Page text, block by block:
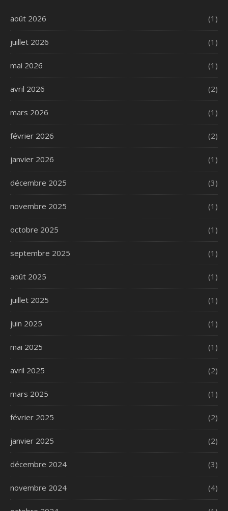
août 2026 (1)
juillet 2026 (1)
mai 2026 (1)
avril 2026 (2)
mars 2026 (1)
février 2026 (2)
janvier 2026 (1)
décembre 2025 (3)
novembre 2025 (1)
octobre 2025 (1)
septembre 2025 (1)
août 2025 (1)
juillet 2025 (1)
juin 2025 (1)
mai 2025 (1)
avril 2025 (2)
mars 2025 (1)
février 2025 (2)
janvier 2025 (2)
décembre 2024 (3)
novembre 2024 (4)